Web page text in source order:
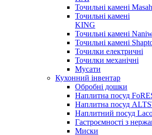
Точильні камені
Точильні камені
KING
Точильні камені
Точильні камені
Точилки електричні
Точилки механічні
Мусати
Кухонний інвентар
Обробні дошки
Наплитна посуд
Наплитна посуд
Наплитний посуд
Гастроємності з
Миски